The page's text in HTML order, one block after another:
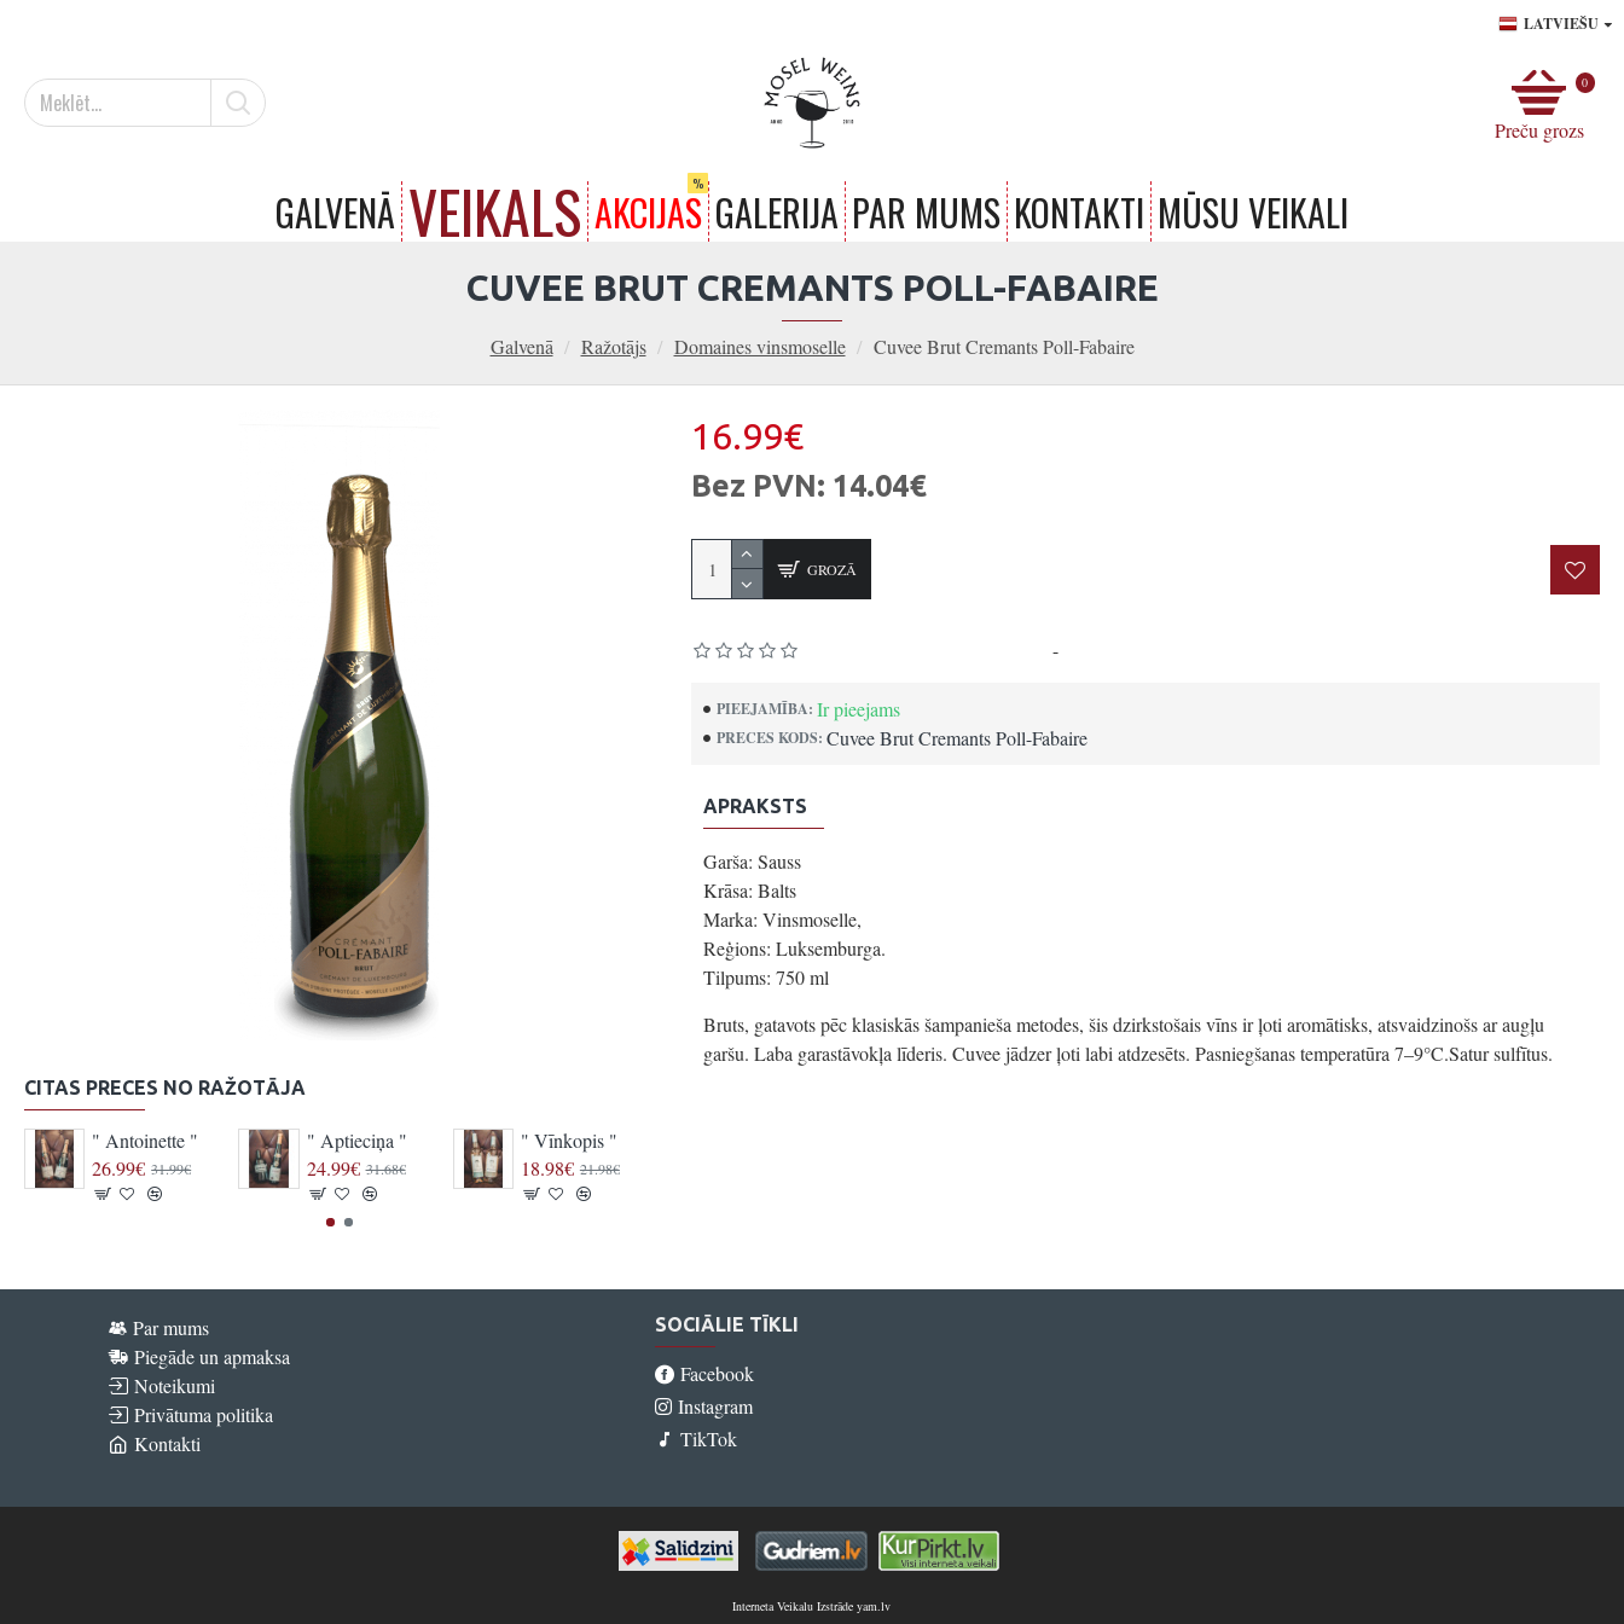
LATVIEŠU
Preču grozs
0
GALVENĀ VEIKALS AKCIJAS
%
GALERIJA PAR MUMS KONTAKTI MŪSU VEIKALI
Galvenā Ražotājs Domaines vinsmoselle Cuvee Brut Cremants Poll-Fabaire
CUVEE BRUT CREMANTS POLL-FABAIRE
CITAS PRECES NO RAŽOTĀJA
" Antoinette "
26.99€ 31.99€
" Aptieciņa "
24.99€ 31.68€
" Vīnkopis "
18.98€ 21.98€
PIEEJAMĪBA: Ir pieejams
PRECES KODS: Cuvee Brut Cremants Poll-Fabaire
-
16.99€
Bez PVN: 14.04€
GROZĀ
APRAKSTS
Garša: Sauss
Krāsa: Balts
Marka: Vinsmoselle,
Reģions: Luksemburga.
Tilpums: 750 ml
Bruts, gatavots pēc klasiskās šampanieša metodes, šis dzirkstošais vīns ir ļoti aromātisks, atsvaidzinošs ar augļu
garšu. Laba garastāvokļa līderis. Cuvee jādzer ļoti labi atdzesēts. Pasniegšanas temperatūra 7–9°C.Satur sulfītus.
Par mums
Piegāde un apmaksa
Noteikumi
Privātuma politika
Kontakti
SOCIĀLIE TĪKLI
Facebook
Instagram
TikTok
Interneta Veikalu Izstrāde yam.lv